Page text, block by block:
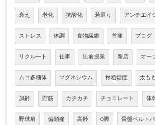
衰え 老化 抗酸化 若返り アンチエイ
ストレス 体調 食物繊維 首痛 ブログ
リクルート 仕事 出前授業 新店 オー
ムコ多糖体 マグネシウム 骨粗鬆症 太も
加齢 貯筋 カチカチ チョコレート 体
野球肩 偏頭痛 高齢 O脚 骨盤ベルト